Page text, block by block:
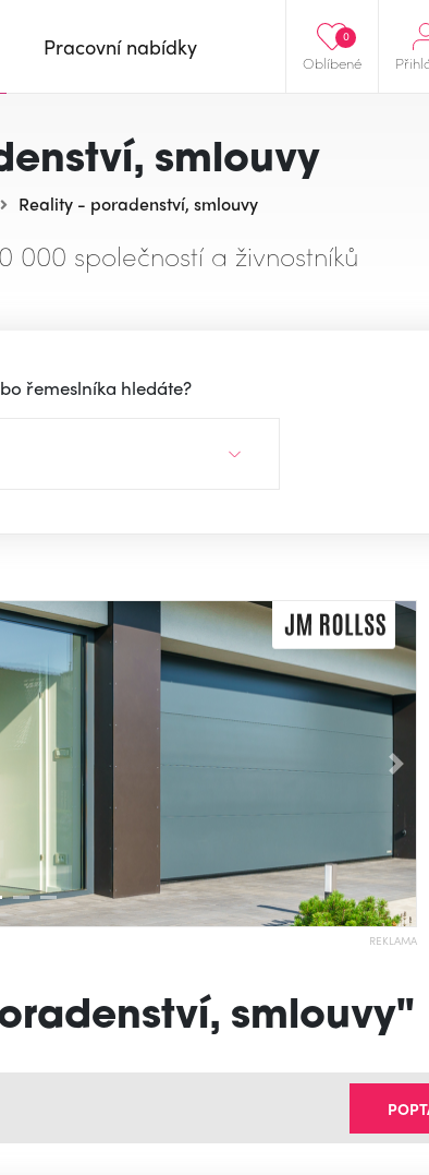
Oblíbené
0
Pracovní nabídky
smlouvy
Reality - poradenství, smlouvy
000 společností a živnostníků
řemeslníka hledáte?
REKLAMA
smlouvy"